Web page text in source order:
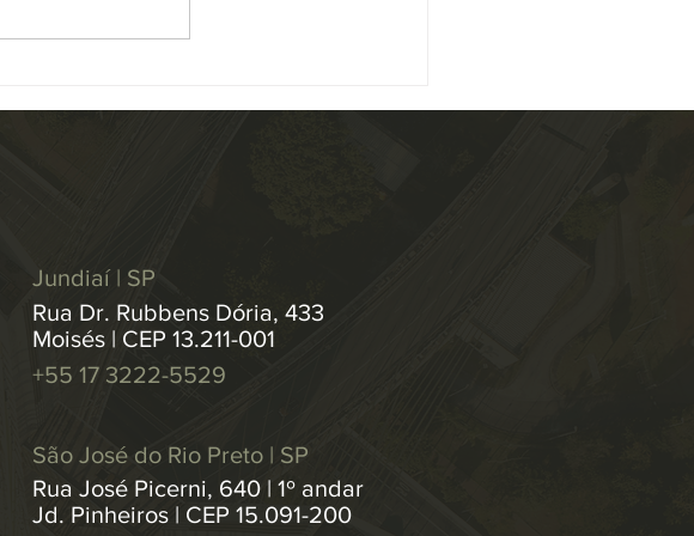
Resolução 547/2024 , que institui
Jundiaí | SP
Rua Dr. Rubbens Dória, 433
Moisés | CEP 13.211-001
+55 17 3222-5529
São José do Rio Preto | SP
Rua José Picerni, 640 | 1º andar
Jd. Pinheiros | CEP 15.091-200